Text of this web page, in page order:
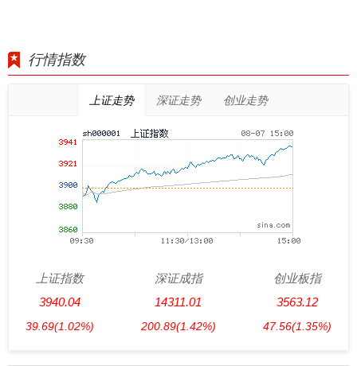
行情指数
上证走势 深证走势 创业走势
上证指数
3940.04
39.69(1.02%)
深证成指
14311.01
200.89(1.42%)
创业板指
3563.12
47.56(1.35%)